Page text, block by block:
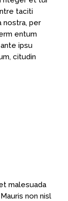
taciti
nostra, per
entum
ipsu
citudin
malesuada
non nisl